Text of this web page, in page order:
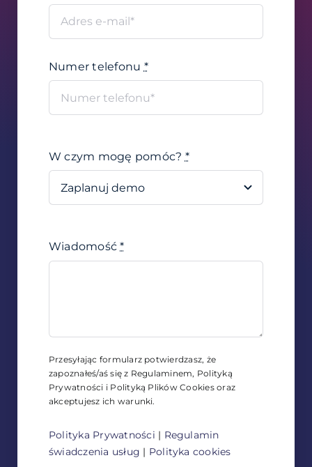
Numer telefonu *
W czym mogę pomóc? *
Wiadomość*
Przesyłając formularz potwierdzasz, że
zapoznałeś/aś się z Regulaminem, Polityką
Prywatności i Polityką Plików Cookies oraz
akceptujesz ich warunki.
Polityka Prywatności | Regulamin
świadczenia usług | Polityka cookies